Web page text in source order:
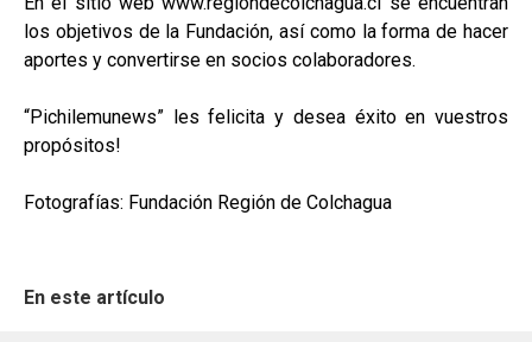
los objetivos de la Fundación, así como la forma de hacer
aportes y convertirse en socios colaboradores.
“Pichilemunews” les felicita y desea éxito en vuestros
propósitos!
Fotografías: Fundación Región de Colchagua
En este artículo